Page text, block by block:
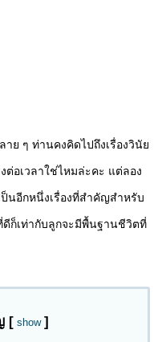
ย ๆ ท่านคงคิดไปถึงเรื่องวินัย
ต่อเวลาใช่ไหมล่ะคะ แต่ลอง
ป็นอีกหนึ่งเรื่องที่สำคัญสำหรับ
ก็เท่ากับลูกจะมีพื้นฐานชีวิตที่
[ show ]